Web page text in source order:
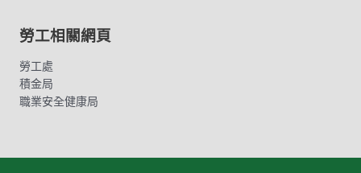
勞工相關網頁
勞工處
積金局
職業安全健康局